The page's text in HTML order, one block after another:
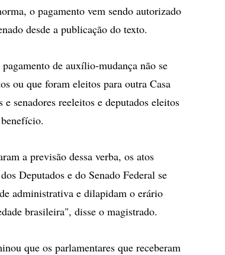
o pagamento vem sendo autorizado
desde a publicação do texto.
de auxílio-mudança não se
ou que foram eleitos para outra Casa
senadores reeleitos e deputados eleitos
a previsão dessa verba, os atos
Deputados e do Senado Federal se
administrativa e dilapidam o erário
brasileira", disse o magistrado.
que os parlamentares que receberam